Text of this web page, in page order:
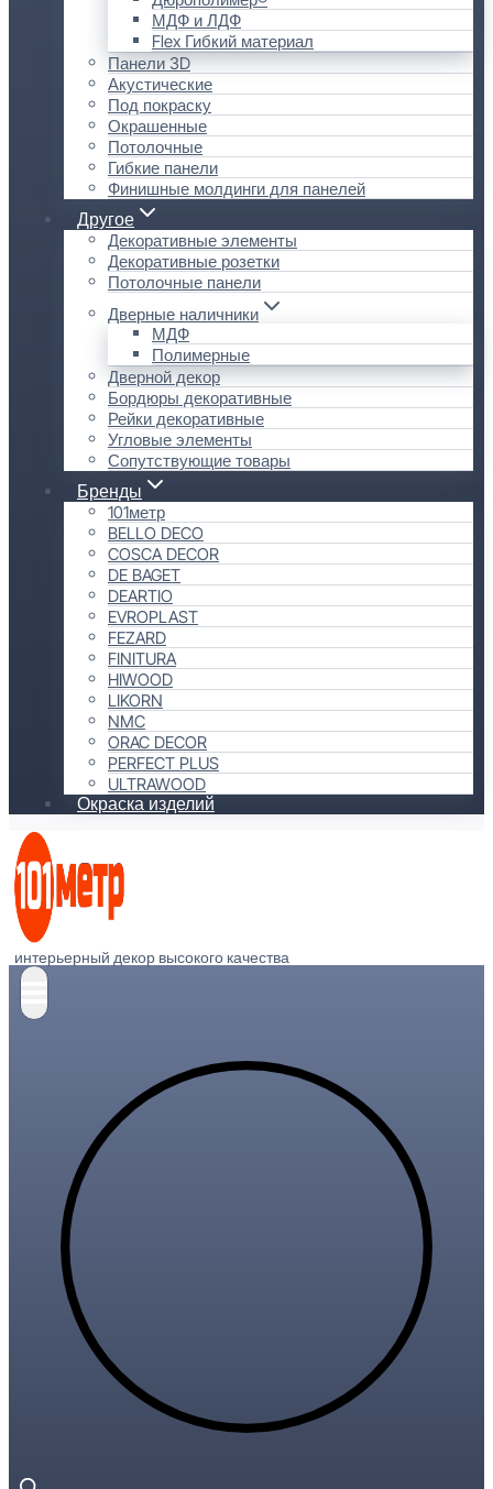
МДФ и ЛДФ
Flex Гибкий материал
Панели 3D
Акустические
Под покраску
Окрашенные
Потолочные
Гибкие панели
Финишные молдинги для панелей
Другое
Декоративные элементы
Декоративные розетки
Потолочные панели
Дверные наличники
МДФ
Полимерные
Дверной декор
Бордюры декоративные
Рейки декоративные
Угловые элементы
Сопутствующие товары
Бренды
101метр
BELLO DECO
COSCA DECOR
DE BAGET
DEARTIO
EVROPLAST
FEZARD
FINITURA
HIWOOD
LIKORN
NMC
ORAC DECOR
PERFECT PLUS
ULTRAWOOD
Окраска изделий
интерьерный декор высокого качества